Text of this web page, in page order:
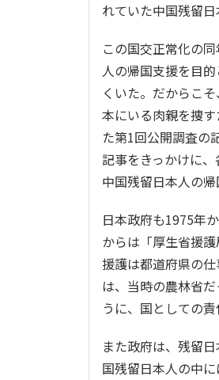
れていた中国残留
この国交正常化の
人の帰国支援を目
くいた。だからこ
本にいる肉親を捜
た第1回公開調査の
記事をきっかけに
中国残留日本人の
日本政府も1975年
からは「厚生省援
援護は都道府県の
は、当時の農林省
うに、国としての
また政府は、残留
国残留日本人の中